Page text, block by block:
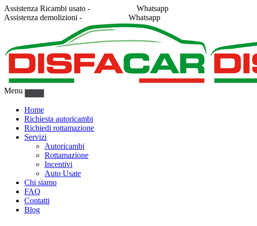
Assistenza Ricambi usato -
Whatsapp
Assistenza demolizioni -
Whatsapp
Menu
Home
Richiesta autoricambi
Richiedi rottamazione
Servizi
Autoricambi
Rottamazione
Incentivi
Auto Usate
Chi siamo
FAQ
Contatti
Blog